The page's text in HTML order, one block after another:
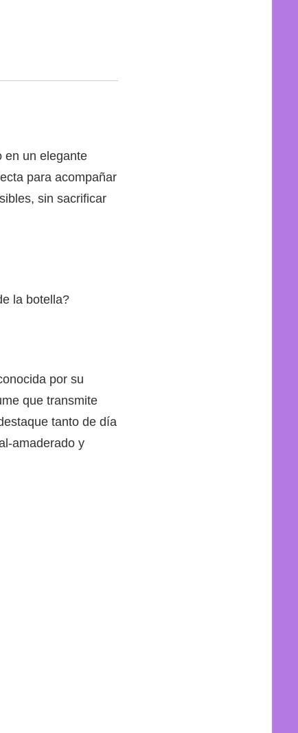
en un elegante
para acompañar
sin sacrificar
la botella?
por su
que transmite
tanto de día
amaderado y